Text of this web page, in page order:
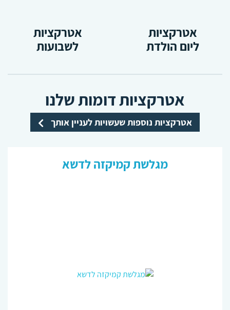
אטרקציות
ליום הולדת
אטרקציות
לשבועות
אטרקציות דומות שלנו
אטרקציות נוספות שעשויות לעניין אותך
מגלשת קמיקזה לדשא